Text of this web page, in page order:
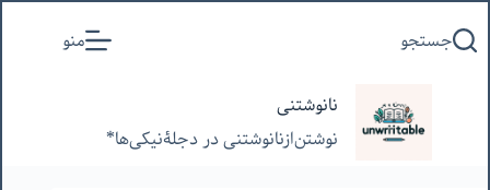
به
جستجو منو
نانوشتنی
نوشتن‌از‌نانوشتنی‌ در‌ دجلۀنیکی‌ها*